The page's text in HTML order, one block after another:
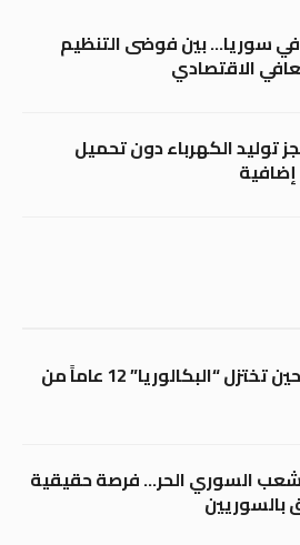
سوريا… بين فوضى التنظيم
الاقتصادي
توليد الكهرباء دون تحميل
إضافية
كابوس النتائج.. حين تختزل “البكالوريا” 12 عاماً من
السوري الحر… فرصة حقيقية
بالسوريين